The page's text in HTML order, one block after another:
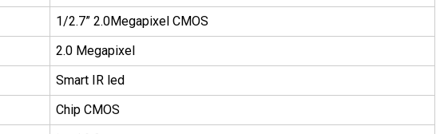
1/2.7” 2.0Megapixel CMOS
2.0 Megapixel
Smart IR led
Chip CMOS